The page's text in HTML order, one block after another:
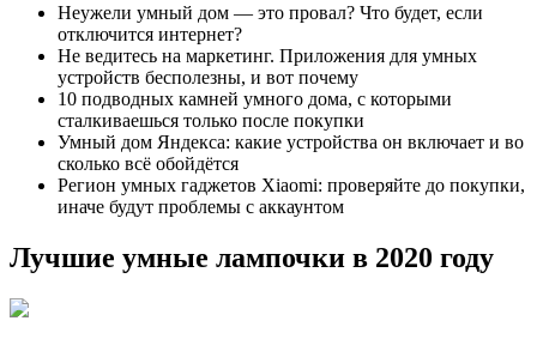
Неужели умный дом — это провал? Что будет, если
отключится интернет?
Не ведитесь на маркетинг. Приложения для умных
устройств бесполезны, и вот почему
10 подводных камней умного дома, с которыми
сталкиваешься только после покупки
Умный дом Яндекса: какие устройства он включает и во
сколько всё обойдётся
Регион умных гаджетов Xiaomi: проверяйте до покупки,
иначе будут проблемы с аккаунтом
Лучшие умные лампочки в 2020 году